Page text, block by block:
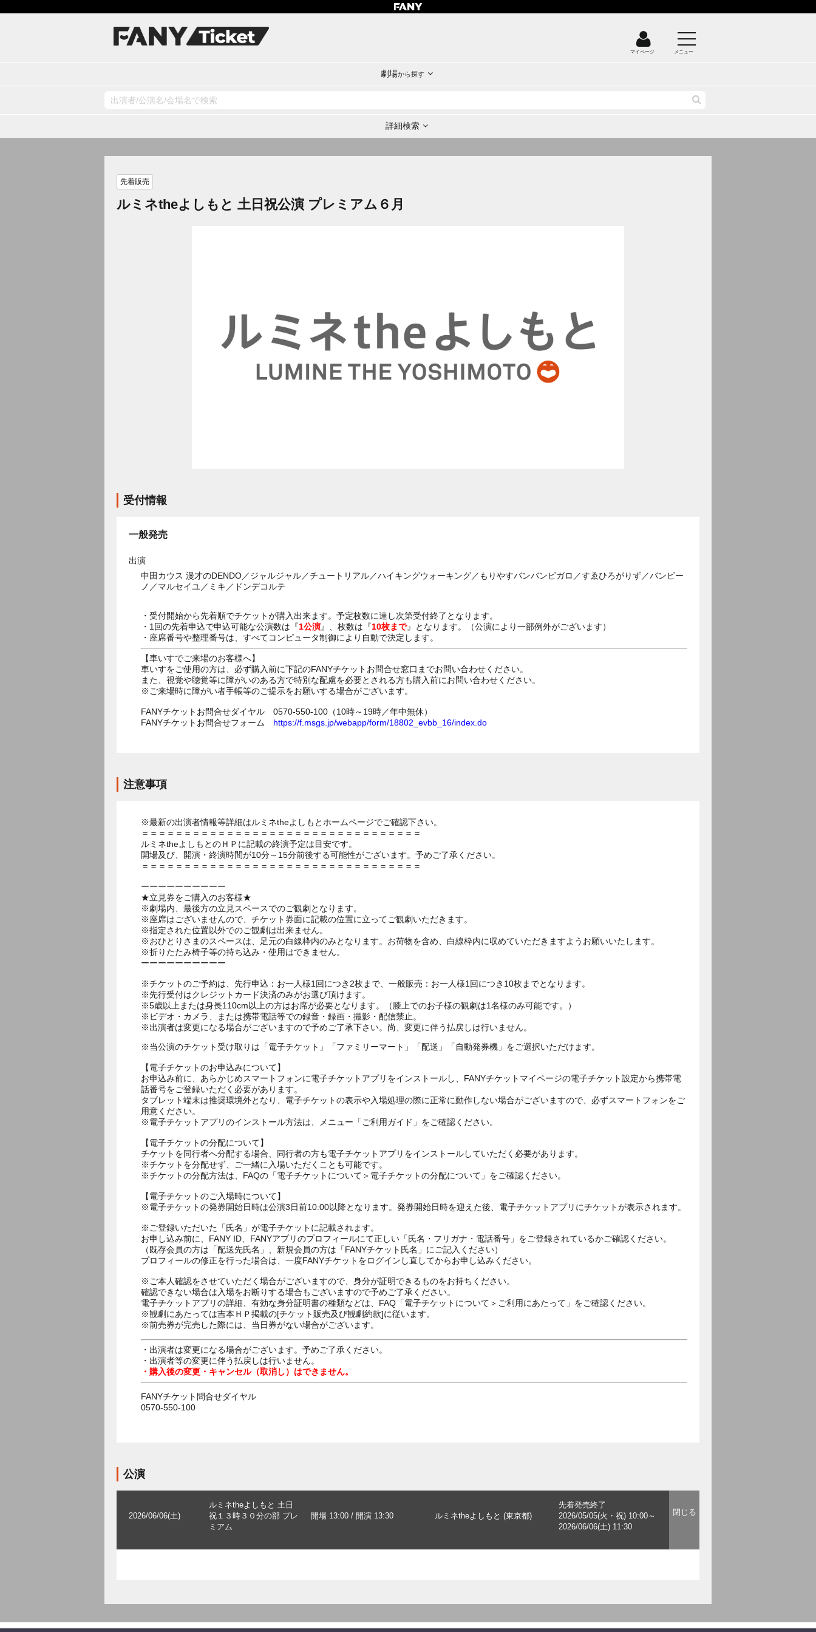
マイページ メニュー
劇場から探す
詳細検索
先着販売
ルミネtheよしもと 土日祝公演 プレミアム６月
受付情報
一般発売
出演
中田カウス 漫才のDENDO／ジャルジャル／チュートリアル／ハイキングウォーキング／もりやすバンバンビガロ／すゑひろがりず／バンビー
ノ／マルセイユ／ミキ／ドンデコルテ
・受付開始から先着順でチケットが購入出来ます。予定枚数に達し次第受付終了となります。
・1回の先着申込で申込可能な公演数は『1公演』、枚数は『10枚まで』となります。（公演により一部例外がございます）
・座席番号や整理番号は、すべてコンピュータ制御により自動で決定します。
【車いすでご来場のお客様へ】
車いすをご使用の方は、必ず購入前に下記のFANYチケットお問合せ窓口までお問い合わせください。
また、視覚や聴覚等に障がいのある方で特別な配慮を必要とされる方も購入前にお問い合わせください。
※ご来場時に障がい者手帳等のご提示をお願いする場合がございます。
FANYチケットお問合せダイヤル 0570-550-100（10時～19時／年中無休）
FANYチケットお問合せフォーム https://f.msgs.jp/webapp/form/18802_evbb_16/index.do
注意事項
※最新の出演者情報等詳細はルミネtheよしもとホームページでご確認下さい。
＝＝＝＝＝＝＝＝＝＝＝＝＝＝＝＝＝＝＝＝＝＝＝＝＝＝＝＝＝＝＝＝＝
ルミネtheよしもとのＨＰに記載の終演予定は目安です。
開場及び、開演・終演時間が10分～15分前後する可能性がございます。予めご了承ください。
＝＝＝＝＝＝＝＝＝＝＝＝＝＝＝＝＝＝＝＝＝＝＝＝＝＝＝＝＝＝＝＝＝
ーーーーーーーーーー
★立見券をご購入のお客様★
※劇場内、最後方の立見スペースでのご観劇となります。
※座席はございませんので、チケット券面に記載の位置に立ってご観劇いただきます。
※指定された位置以外でのご観劇は出来ません。
※おひとりさまのスペースは、足元の白線枠内のみとなります。お荷物を含め、白線枠内に収めていただきますようお願いいたします。
※折りたたみ椅子等の持ち込み・使用はできません。
ーーーーーーーーーー
※チケットのご予約は、先行申込：お一人様1回につき2枚まで、一般販売：お一人様1回につき10枚までとなります。
※先行受付はクレジットカード決済のみがお選び頂けます。
※5歳以上または身長110cm以上の方はお席が必要となります。（膝上でのお子様の観劇は1名様のみ可能です。）
※ビデオ・カメラ、または携帯電話等での録音・録画・撮影・配信禁止。
※出演者は変更になる場合がございますので予めご了承下さい。尚、変更に伴う払戻しは行いません。
※当公演のチケット受け取りは「電子チケット」「ファミリーマート」「配送」「自動発券機」をご選択いただけます。
【電子チケットのお申込みについて】
お申込み前に、あらかじめスマートフォンに電子チケットアプリをインストールし、FANYチケットマイページの電子チケット設定から携帯電
話番号をご登録いただく必要があります。
タブレット端末は推奨環境外となり、電子チケットの表示や入場処理の際に正常に動作しない場合がございますので、必ずスマートフォンをご
用意ください。
※電子チケットアプリのインストール方法は、メニュー「ご利用ガイド」をご確認ください。
【電子チケットの分配について】
チケットを同行者へ分配する場合、同行者の方も電子チケットアプリをインストールしていただく必要があります。
※チケットを分配せず、ご一緒に入場いただくことも可能です。
※チケットの分配方法は、FAQの「電子チケットについて＞電子チケットの分配について」をご確認ください。
【電子チケットのご入場時について】
※電子チケットの発券開始日時は公演3日前10:00以降となります。発券開始日時を迎えた後、電子チケットアプリにチケットが表示されます。
※ご登録いただいた「氏名」が電子チケットに記載されます。
お申し込み前に、FANY ID、FANYアプリのプロフィールにて正しい「氏名・フリガナ・電話番号」をご登録されているかご確認ください。
（既存会員の方は「配送先氏名」、新規会員の方は「FANYチケット氏名」にご記入ください）
プロフィールの修正を行った場合は、一度FANYチケットをログインし直してからお申し込みください。
※ご本人確認をさせていただく場合がございますので、身分が証明できるものをお持ちください。
確認できない場合は入場をお断りする場合もございますので予めご了承ください。
電子チケットアプリの詳細、有効な身分証明書の種類などは、FAQ「電子チケットについて＞ご利用にあたって」をご確認ください。
※観劇にあたっては吉本ＨＰ掲載の[チケット販売及び観劇約款]に従います。
※前売券が完売した際には、当日券がない場合がございます。
・出演者は変更になる場合がございます。予めご了承ください。
・出演者等の変更に伴う払戻しは行いません。
・購入後の変更・キャンセル（取消し）はできません。
FANYチケット問合せダイヤル
0570-550-100
公演
2026/06/06(土)
ルミネtheよしもと 土日
祝１３時３０分の部 プレ
ミアム
開場 13:00 / 開演 13:30 ルミネtheよしもと (東京都)
先着発売終了
2026/05/05(火・祝) 10:00～
2026/06/06(土) 11:30